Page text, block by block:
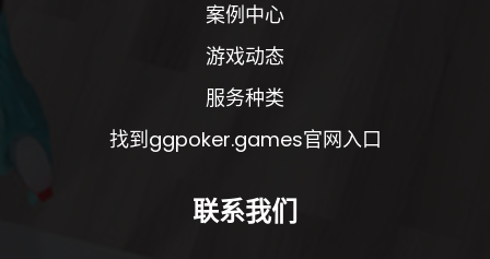
案例中心
游戏动态
服务种类
找到ggpoker.games官网入口
联系我们